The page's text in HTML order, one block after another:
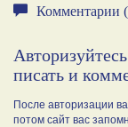
Комментарии
писать и
После авторизации
потом сайт вас